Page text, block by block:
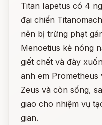
Titan Iapetus có 4
đại chiến
nên bị trừng phạt
Menoetius kẻ nóng
giết chết và đày
anh em Prometheus
Zeus và còn sống,
giao cho nhiệm vụ
gian.